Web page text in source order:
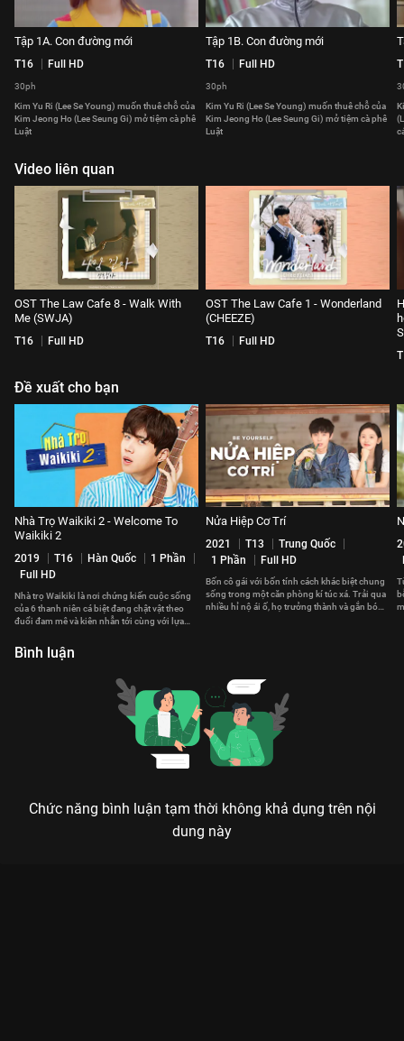
Tập 1A. Con đường mới
T16 Full HD
30ph
Kim Yu Ri (Lee Se Young) muốn thuê chỗ của
Kim Jeong Ho (Lee Seung Gi) mở tiệm cà phê
Luật
Tập 1B. Con đường mới
T16 Full HD
30ph
Kim Yu Ri (Lee Se Young) muốn thuê chỗ của
Kim Jeong Ho (Lee Seung Gi) mở tiệm cà phê
Luật
Video liên quan
OST The Law Cafe 8 - Walk With
Me (SWJA)
T16 Full HD
OST The Law Cafe 1 - Wonderland
(CHEEZE)
T16 Full HD
Đề xuất cho bạn
Nhà Trọ Waikiki 2 - Welcome To
Waikiki 2
2019 T16 Hàn Quốc
1 Phần
Full HD
Nhà trọ Waikiki là nơi chứng kiến cuộc sống
của 6 thanh niên cá biệt đang chật vật theo
đuổi đam mê và kiên nhẫn tới cùng với lựa
Nửa Hiệp Cơ Trí
2021 T13
Trung Quốc
1 Phần
Full HD
Bốn cô gái với bốn tính cách khác biệt chung
sống trong một căn phòng kí túc xá. Trải qua
nhiều hỉ nộ ái ố, họ trưởng thành và gắn bó
Bình luận
Chức năng bình luận tạm thời không khả dụng trên nội
dung này